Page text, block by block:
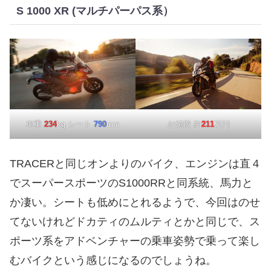
S 1000 XR (マルチパーパス系）
車重234kg シート 790mm お値段 約211万円
TRACERと同じオンよりのバイク、エンジンは直４
でスーパースポーツのS1000RRと同系統、馬力と
か凄い。シートも低めにとれるようで、今回はのせ
てないけれどドカティのムルティとかと同じで、ス
ポーツ系をアドベンチャーの乗車姿勢で乗って楽し
むバイクという感じになるのでしょうね。